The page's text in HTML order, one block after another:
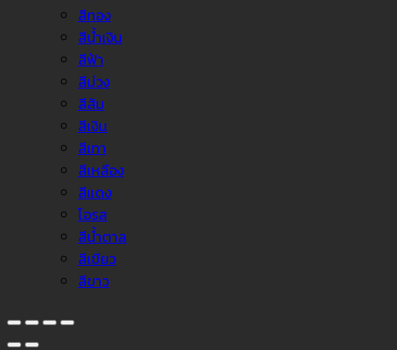
สีทอง
สีน้ำเงิน
สีฟ้า
สีม่วง
สีส้ม
สีเงิน
สีเทา
สีเหลือง
สีแดง
โอรส
สีน้ำตาล
สีเขียว
สีขาว